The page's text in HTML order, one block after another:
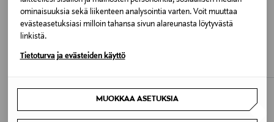
ominaisuuksia sekä liikenteen analysointia varten. Voit muuttaa
evästeasetuksiasi milloin tahansa sivun alareunasta löytyvästä
linkistä.
Tietoturva ja evästeiden käyttö
MUOKKAA ASETUKSIA
Pesuohjeet
Konepesu
ALE –20%
NAKOA
Bianca Dress, Powder Pink